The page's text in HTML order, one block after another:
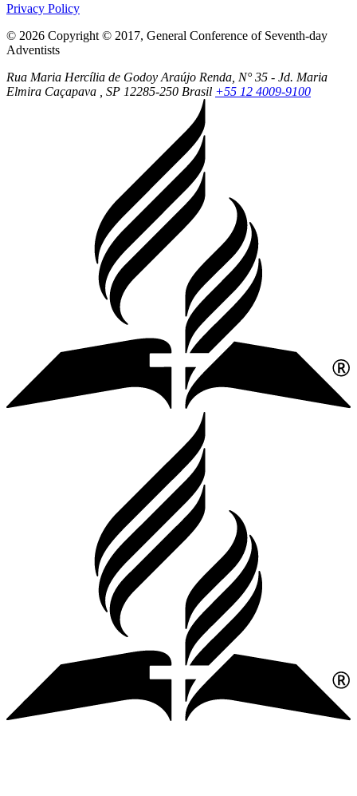
Privacy Policy
© 2026 Copyright © 2017, General Conference of Seventh-day
Adventists
Rua Maria Hercília de Godoy Araújo Renda, N° 35 - Jd. Maria
Elmira Caçapava , SP 12285-250 Brasil +55 12 4009-9100